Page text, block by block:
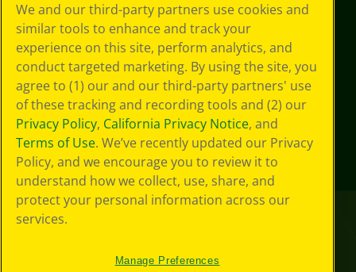
We and our third-party partners use cookies and
similar tools to enhance and track your
experience on this site, perform analytics, and
conduct targeted marketing. By using the site, you
agree to (1) our and our third-party partners' use
of these tracking and recording tools and (2) our
Privacy Policy, California Privacy Notice, and
Terms of Use. We’ve recently updated our Privacy
Policy, and we encourage you to review it to
understand how we collect, use, share, and
protect your personal information across our
services.
Manage Preferences